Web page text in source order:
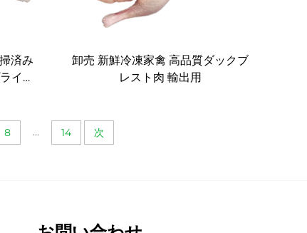
済み
イヤ
卸売 新鮮冷凍家禽 高品質ダックブ
レスト肉 輸出用
8 ... 14 次